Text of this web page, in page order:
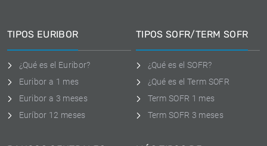
TIPOS EURIBOR
¿Qué es el Euribor?
Euribor a 1 mes
Euribor a 3 meses
Euríbor 12 meses
TIPOS SOFR/TERM SOFR
¿Qué es el SOFR?
¿Qué es el Term SOFR
Term SOFR 1 mes
Term SOFR 3 meses